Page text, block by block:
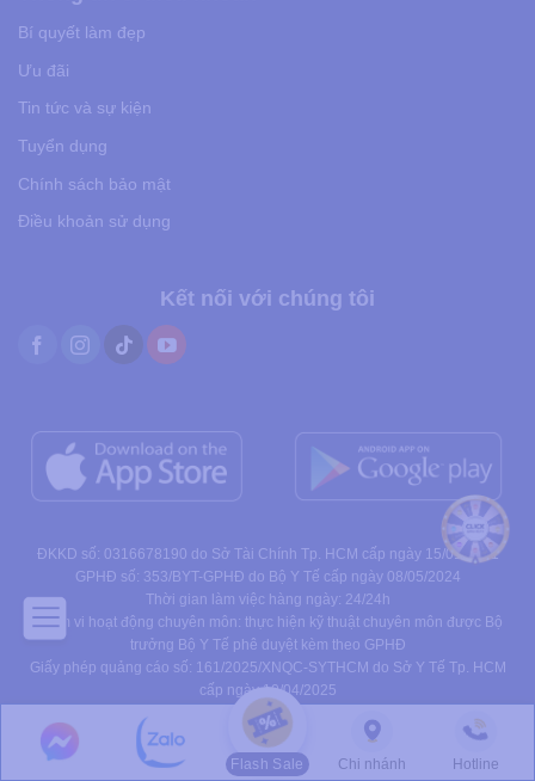
Bí quyết làm đẹp
Ưu đãi
Tin tức và sự kiện
Tuyển dụng
Chính sách bảo mật
Điều khoản sử dụng
Kết nối với chúng tôi
ĐKKD số: 0316678190 do Sở Tài Chính Tp. HCM cấp ngày 15/01/2021
GPHĐ số: 353/BYT-GPHĐ do Bộ Y Tế cấp ngày 08/05/2024
Thời gian làm việc hàng ngày: 24/24h
Phạm vi hoạt động chuyên môn: thực hiện kỹ thuật chuyên môn được Bộ
trưởng Bộ Y Tế phê duyệt kèm theo GPHĐ
Giấy phép quảng cáo số: 161/2025/XNQC-SYTHCM do Sở Y Tế Tp. HCM
cấp ngày 10/04/2025
Flash Sale Chi nhánh Hotline